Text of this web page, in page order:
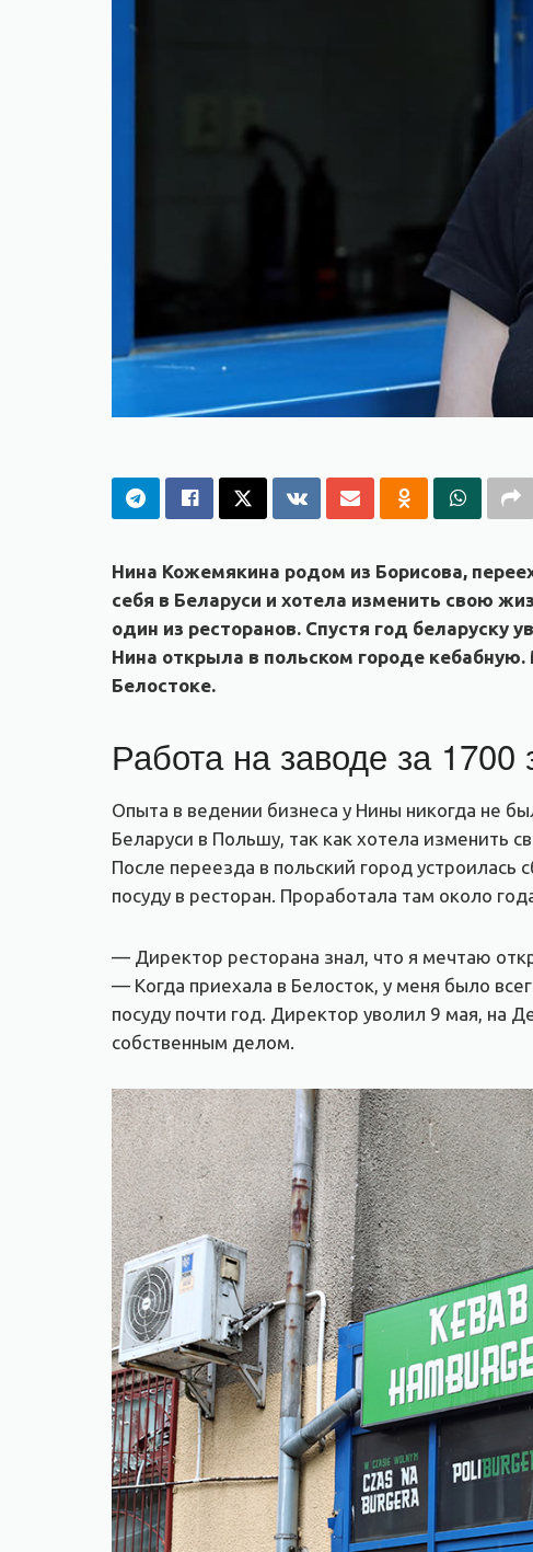
Нина Кожемякина родом из Борисова,
себя в Беларуси и хотела изменить свою
один из ресторанов. Спустя год беларуску
Нина открыла в польском городе кебабную.
Белостоке.
Работа на заводе за 1700
Опыта в ведении бизнеса у Нины никогда не
Беларуси в Польшу, так как хотела изменить
После переезда в польский город
посуду в ресторан. Проработала там около
— Директор ресторана знал, что я мечтаю
— Когда приехала в Белосток, у меня было
посуду почти год. Директор уволил 9 мая, на
собственным делом.